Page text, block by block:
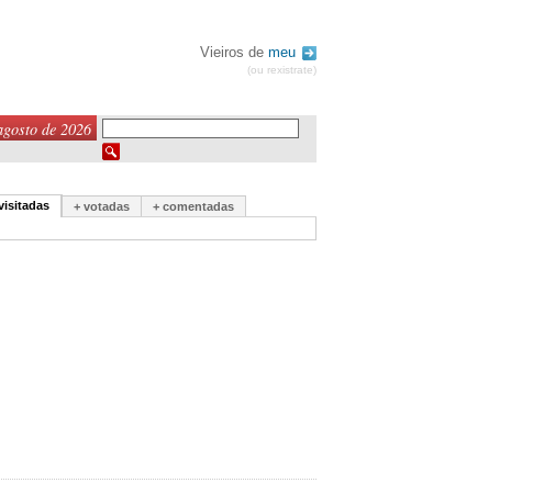
Vieiros de meu
(ou rexistrate)
de 2026
+ votadas + comentadas